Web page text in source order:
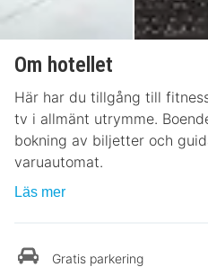
Om hotellet
Här har du tillgång till
tv i allmänt utrymme.
bokning av biljetter och
varuautomat.
Läs mer
Gratis parkering